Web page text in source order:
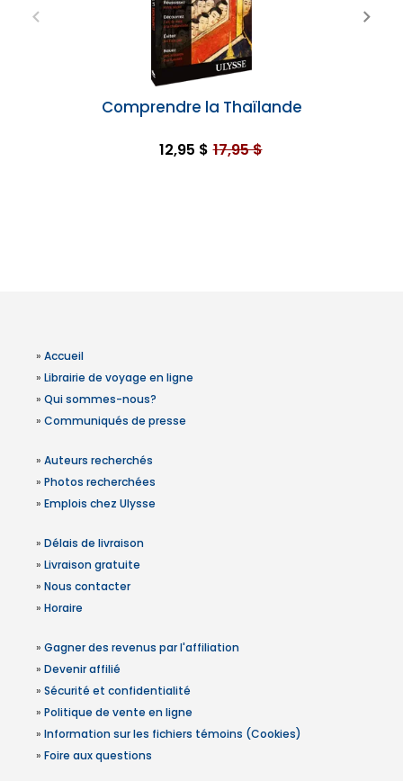
Comprendre la Thaïlande
12,95 $ 17,95 $
» Accueil
» Librairie de voyage en ligne
» Qui sommes-nous?
» Communiqués de presse
» Auteurs recherchés
» Photos recherchées
» Emplois chez Ulysse
» Délais de livraison
» Livraison gratuite
» Nous contacter
» Horaire
» Gagner des revenus par l'affiliation
» Devenir affilié
» Sécurité et confidentialité
» Politique de vente en ligne
» Information sur les fichiers témoins (Cookies)
» Foire aux questions